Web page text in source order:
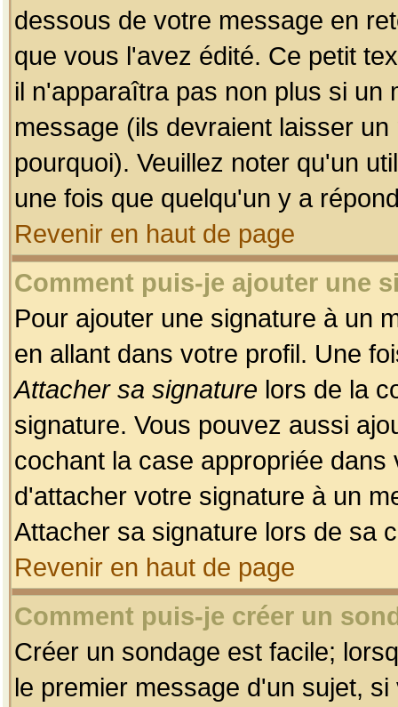
dessous de votre message en
que vous l'avez édité. Ce petit
il n'apparaîtra pas non plus si un
message (ils devraient laisser
pourquoi). Veuillez noter qu'un
une fois que quelqu'un y a
Revenir en haut de page
Comment puis-je ajouter une
Pour ajouter une signature à un
en allant dans votre profil. Une
Attacher sa signature lors de la
signature. Vous pouvez aussi
cochant la case appropriée
d'attacher votre signature à un
Attacher sa signature lors de sa
Revenir en haut de page
Comment puis-je créer un
Créer un sondage est facile;
le premier message d'un sujet,